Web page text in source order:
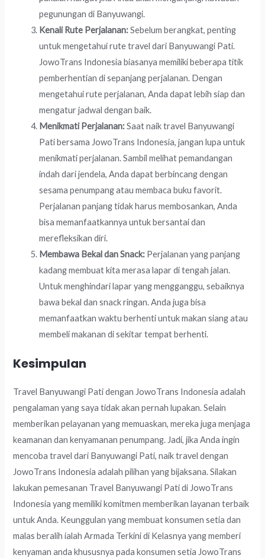
pegunungan di Banyuwangi.
Kenali Rute Perjalanan:Sebelum berangkat, penting
untuk mengetahui rute travel dari Banyuwangi Pati.
JowoTrans Indonesia biasanya memiliki beberapa titik
pemberhentian di sepanjang perjalanan. Dengan
mengetahui rute perjalanan, Anda dapat lebih siap dan
mengatur jadwal dengan baik.
Menikmati Perjalanan:Saat naik travel Banyuwangi
Pati bersama JowoTrans Indonesia, jangan lupa untuk
menikmati perjalanan. Sambil melihat pemandangan
indah dari jendela, Anda dapat berbincang dengan
sesama penumpang atau membaca buku favorit.
Perjalanan panjang tidak harus membosankan, Anda
bisa memanfaatkannya untuk bersantai dan
merefleksikan diri.
Membawa Bekal dan Snack: Perjalanan yang panjang
kadang membuat kita merasa lapar di tengah jalan.
Untuk menghindari lapar yang mengganggu, sebaiknya
bawa bekal dan snack ringan. Anda juga bisa
memanfaatkan waktu berhenti untuk makan siang atau
membeli makanan di sekitar tempat berhenti.
Kesimpulan
Travel Banyuwangi Pati dengan JowoTrans Indonesia adalah
pengalaman yang saya tidak akan pernah lupakan. Selain
memberikan pelayanan yang memuaskan, mereka juga menjaga
keamanan dan kenyamanan penumpang. Jadi, jika Anda ingin
mencoba travel dari Banyuwangi Pati, naik travel dengan
JowoTrans Indonesia adalah pilihan yang bijaksana. Silakan
lakukan pemesanan Travel Banyuwangi Pati di JowoTrans
Indonesia yang memiliki komitmen memberikan layanan terbaik
untuk Anda. Keunggulan yang membuat konsumen setia dan
malas beralih ialah Armada Terkini di Kelasnya yang memberi
kenyaman anda khususnya pada konsumen setia JowoTrans